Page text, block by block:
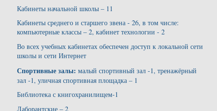
Кабинеты начальной школы – 11
Кабинеты среднего и старшего звена - 26, в том числе:
компьютерные классы – 2, кабинет технологии - 2
Во всех учебных кабинетах обеспечен доступ к локальной сети
школы и сети Интернет
Спортивные залы: малый спортивный зал -1, тренажёрный
зал -1, уличная спортивная площадка – 1
Библиотека с книгохранилищем-1
Лаборантские – 2